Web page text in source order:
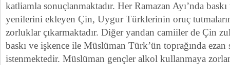
katliamla sonuçlanmaktadır. Her Ramazan Ayı’nda
yenilerini ekleyen Çin, Uygur Türklerinin oruç
zorluklar çıkarmaktadır. Diğer yandan camiiler de Çin
baskı ve işkence ile Müslüman Türk’ün toprağında ezan
istenmektedir. Müslüman gençler alkol kullanmaya